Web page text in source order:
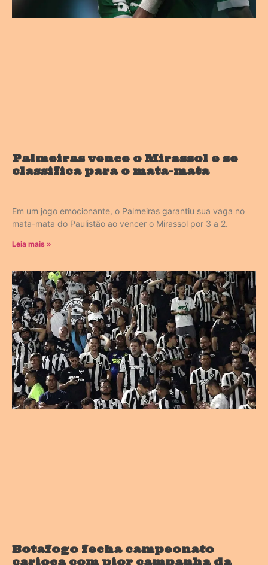
Palmeiras vence o Mirassol e se
classifica para o mata-mata
Em um jogo emocionante, o Palmeiras garantiu sua vaga no
mata-mata do Paulistão ao vencer o Mirassol por 3 a 2.
Leia mais »
Botafogo fecha campeonato
carioca com pior campanha da